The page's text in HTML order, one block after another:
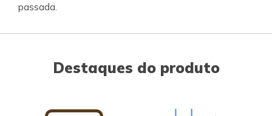
passada.
Destaques do produto